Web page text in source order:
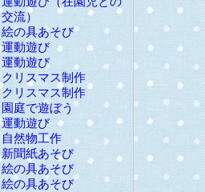
交流）
絵の具あそび
運動遊び
運動遊び
クリスマス制作
クリスマス制作
園庭で遊ぼう
運動遊び
自然物工作
新聞紙あそび
絵の具あそび
絵の具あそび